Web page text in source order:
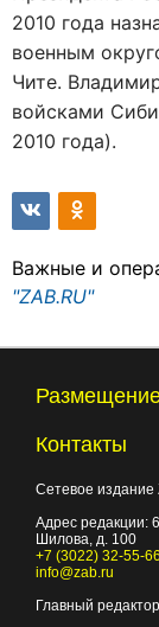
2010 года
военным
Чите.
войсками
2010 года).
Важные и
"ZAB.RU"
Контакты
Сетевое издание
Адрес редакции:
Шилова, д. 100
+7 (3022) 32-55-66
info@zab.ru
Главный